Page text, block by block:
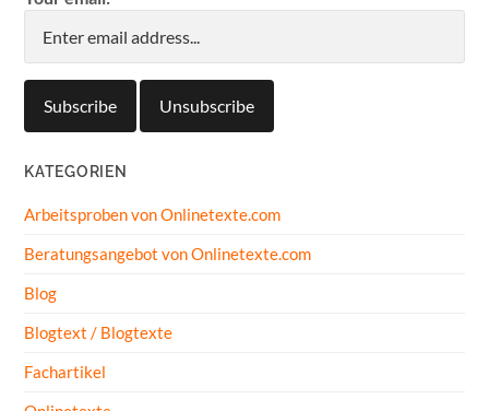
KATEGORIEN
Arbeitsproben von Onlinetexte.com
Beratungsangebot von Onlinetexte.com
Blog
Blogtext / Blogtexte
Fachartikel